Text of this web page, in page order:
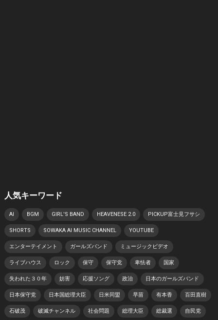
人気キーワード
AI BGM GIRL'S BAND HEAVENESE 2.0 PICKUP富士見フサシ
SHORTS SOWAKA AI MUSIC CHANNEL YOUTUBE
エンターテイメント ガールズバンド ミュージックビデオ
ライブハウス ロック 保守 保守党 卑怯者 国家
失われた３０年 妨害 応援ソング 政治 日本のガールズバンド
日本保守党 日本国総理大臣 日米同盟 早苗 有本香 百田直樹
石破茂 破滅チャンネル 社会問題 総理大臣 総裁選 自民党